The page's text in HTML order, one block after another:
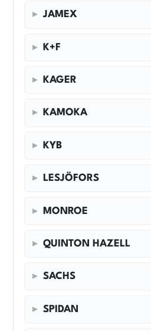
JAMEX
K+F
KAGER
KAMOKA
KYB
LESJÖFORS
MONROE
QUINTON HAZELL
SACHS
SPIDAN